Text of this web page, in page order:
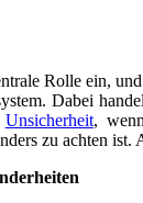
Rolle ein,
Dabei
Unsicherheit,
zu achten